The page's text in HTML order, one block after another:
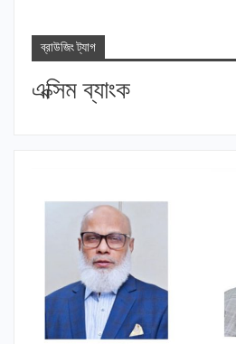
ব্রাউজিং ট্যাগ
এক্সিম ব্যাংক